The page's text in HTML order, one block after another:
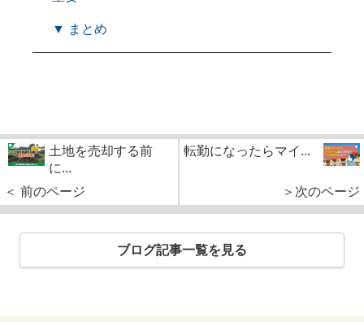
▼ まとめ
土地を売却する前
に...
＜ 前のページ
転勤になったらマイ...
＞次のページ
ブログ記事一覧を見る